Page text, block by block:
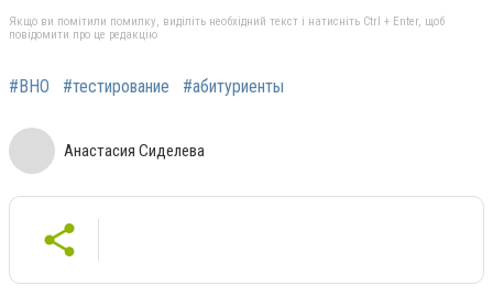
Якщо ви помітили помилку, виділіть необхідний текст і натисніть Ctrl + Enter, щоб
повідомити про це редакцію
#ВНО #тестирование #абитуриенты
Анастасия Сиделева